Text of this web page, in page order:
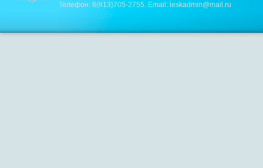
Телефон: 8(813)705-2755. Email: leskadmin@mail.ru